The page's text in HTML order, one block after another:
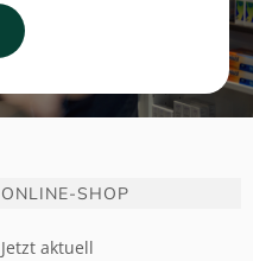
ONLINE-SHOP
Jetzt aktuell